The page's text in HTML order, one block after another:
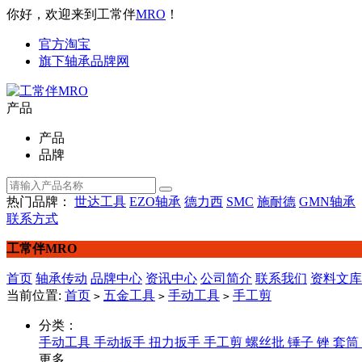
你好，欢迎来到工常伴MRO ！
官方淘宝
旗下轴承品牌网
产品
产品
品牌
热门品牌： 世达工具 EZO轴承 德力西 SMC 施耐德 GMN轴承
联系方式
工常伴MRO
首页 轴承传动 品牌中心 资讯中心 公司简介 联系我们 资料文库
当前位置: 首页 > 五金工具 > 手动工具 > 手工剪
分类：
手动工具 手动扳手 扭力扳手 手工剪 螺丝批 锤子 锉 套筒
更多